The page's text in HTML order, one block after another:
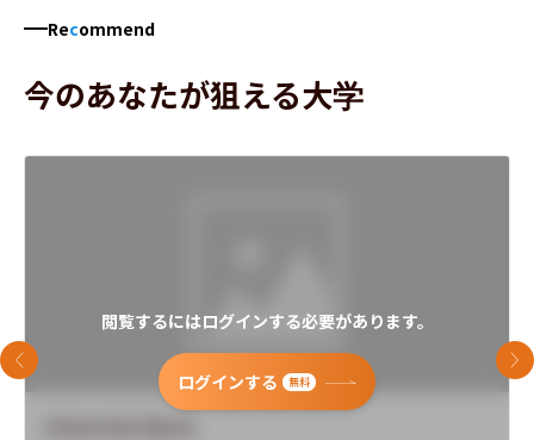
Recommend
今のあなたが狙える大学
閲覧するにはログインする必要があります。
ログインする 無料
前のスライド 次